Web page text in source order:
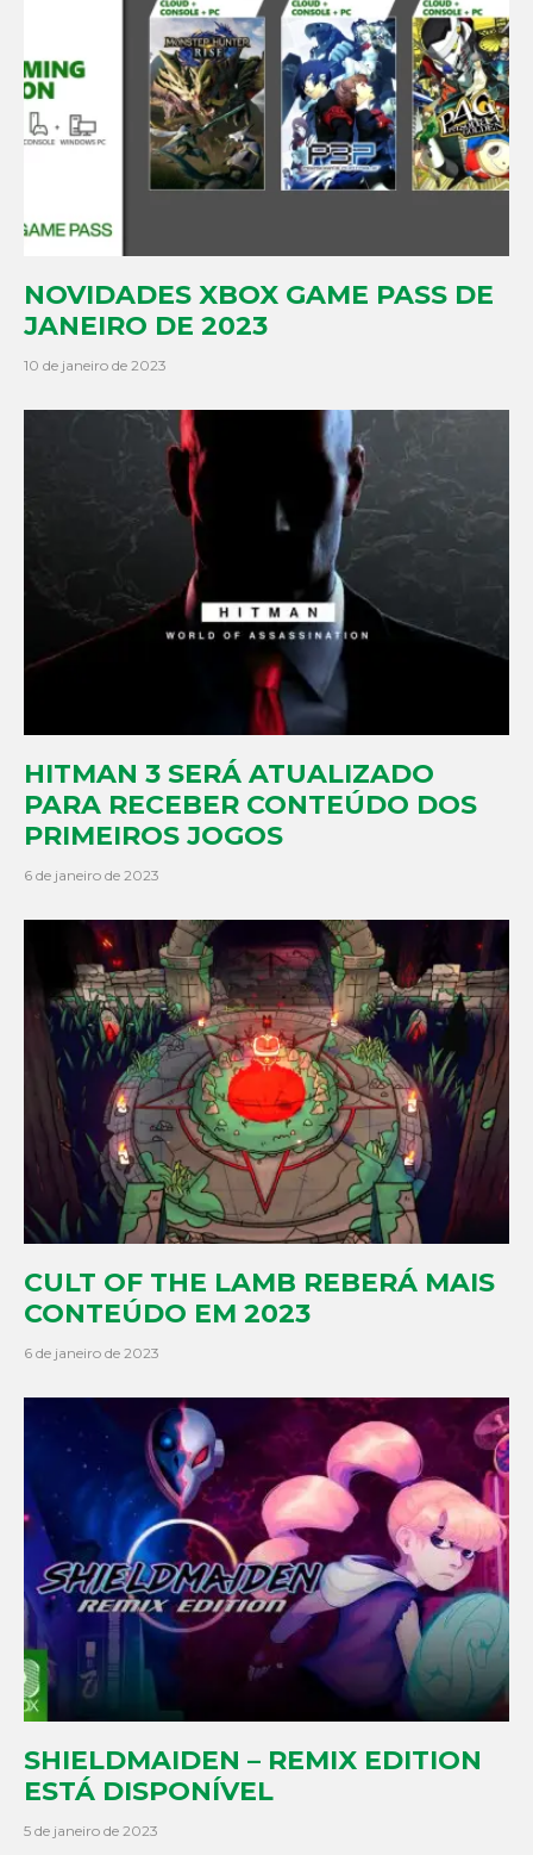
NOVIDADES XBOX GAME PASS DE
JANEIRO DE 2023
10 de janeiro de 2023
HITMAN 3 SERÁ ATUALIZADO
PARA RECEBER CONTEÚDO DOS
PRIMEIROS JOGOS
6 de janeiro de 2023
CULT OF THE LAMB REBERÁ MAIS
CONTEÚDO EM 2023
6 de janeiro de 2023
SHIELDMAIDEN – REMIX EDITION
ESTÁ DISPONÍVEL
5 de janeiro de 2023